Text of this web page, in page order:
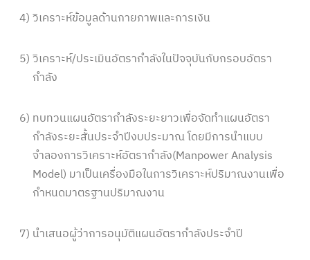
4)วิเคราะห์ข้อมูลด้านกายภาพและการเงิน
5)วิเคราะห์/ประเมินอัตรากำลังในปัจจุบันกับกรอบอัตรา
กำลัง
6) ทบทวนแผนอัตรากำลังระยะยาวเพื่อจัดทำแผนอัตรา
กำลังระยะสั้นประจำปีงบประมาณ โดยมีการนำแบบ
จำลองการวิเคราะห์อัตรากำลัง(Manpower Analysis
Model) มาเป็นเครื่องมือในการวิเคราะห์ปริมาณงานเพื่อ
กำหนดมาตรฐานปริมาณงาน
7) นำเสนอผู้ว่าการอนุมัติแผนอัตรากำลังประจำปี